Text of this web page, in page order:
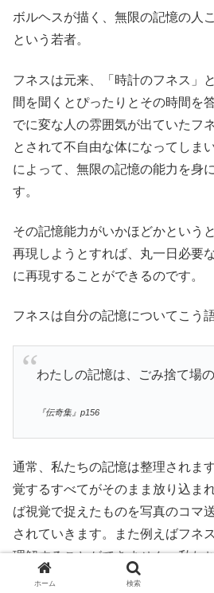
ボルヘスが描く、無限の記憶の人
という若者。
フネスは元来、「時計のフネス」
間を聞くとぴったりとその時間を
でに変な人の雰囲気が出ていたフ
とされて不自由な体になってしま
によって、無限の記憶の能力を身
す。
その記憶能力がいかほどかという
再現しようとすれば、丸一日必要
に再現することができるのです。
フネスは自分の記憶についてこう
わたしの記憶は、ごみ捨て場
『伝奇集』p156
通常、私たちの記憶は整理されま
覚するすべてがそのまま放り込ま
ば視覚で捉えたものを写真のコマ
されていきます。また例えばフネ
理解することができません。私た
ら頭の中で想像するとき、様々な
ホーム 検索